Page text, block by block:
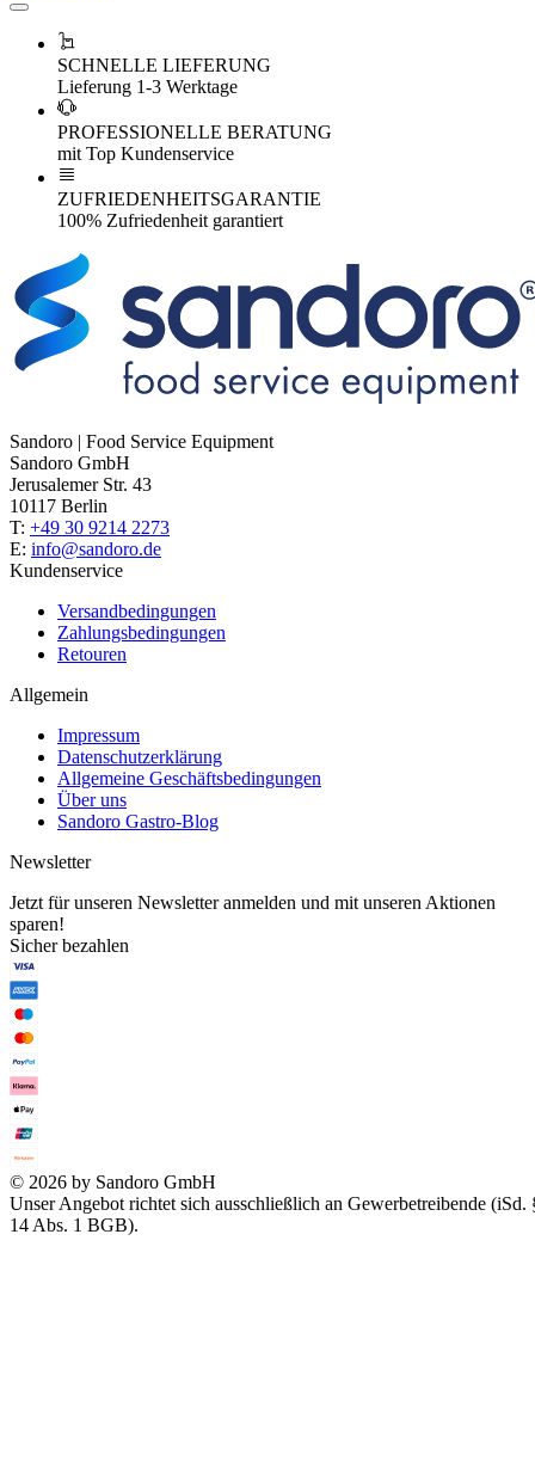
SCHNELLE LIEFERUNG
Lieferung 1-3 Werktage
PROFESSIONELLE BERATUNG
mit Top Kundenservice
ZUFRIEDENHEITSGARANTIE
100% Zufriedenheit garantiert
Sandoro | Food Service Equipment
Sandoro GmbH
Jerusalemer Str. 43
10117 Berlin
T: +49 30 9214 2273
E: info@sandoro.de
Kundenservice
Versandbedingungen
Zahlungsbedingungen
Retouren
Allgemein
Impressum
Datenschutzerklärung
Allgemeine Geschäftsbedingungen
Über uns
Sandoro Gastro-Blog
Newsletter
Jetzt für unseren Newsletter anmelden und mit unseren Aktionen
sparen!
Sicher bezahlen
© 2026 by Sandoro GmbH
Unser Angebot richtet sich ausschließlich an Gewerbetreibende (iSd.
14 Abs. 1 BGB).